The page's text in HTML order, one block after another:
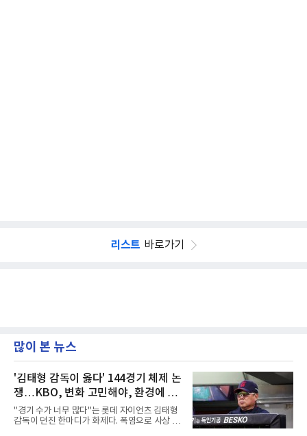
리스트 바로가기
많이 본 뉴스
'김태형 감독이 옳다' 144경기 체제 논
쟁…KBO, 변화 고민해야, 환경에 맞
는 경기 수가 바람직
"경기 수가 너무 많다"는 롯데 자이언츠 김태형
감독이 던진 한마디가 화제다. 폭염으로 사상 초